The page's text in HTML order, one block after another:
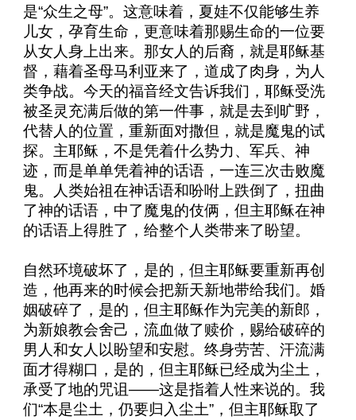
是“众生之母”。这意味着，夏娃不仅能够生养
儿女，孕育生命，更意味着那赐生命的一位要
从女人身上出来。那女人的后裔，就是耶稣基
督，藉着圣母马利亚来了，道成了肉身，为人
类争战。今天的福音经文告诉我们，耶稣受洗
被圣灵充满后做的第一件事，就是去到旷野，
代替人的位置，重新面对撒但，就是魔鬼的试
探。主耶稣，不是凭着什么势力、军兵、神
迹，而是单单凭着神的话语，一连三次击败魔
鬼。人类始祖在神话语和吩咐上跌倒了，扭曲
了神的话语，中了魔鬼的伎俩，但主耶稣在神
的话语上得胜了，给整个人类带来了盼望。
自然环境破坏了，是的，但主耶稣要重新再创
造，他再来的时候会把新天新地带给我们。婚
姻破碎了，是的，但主耶稣作为完美的新郎，
为新娘教会舍己，流血做了赎价，赐给破碎的
男人和女人以盼望和安慰。终身劳苦、汗流满
面才得糊口，是的，但主耶稣已经成为尘土，
承受了地的咒诅——这是指着人性来说的。我
们“本是尘土，仍要归入尘土”，但主耶稣取了